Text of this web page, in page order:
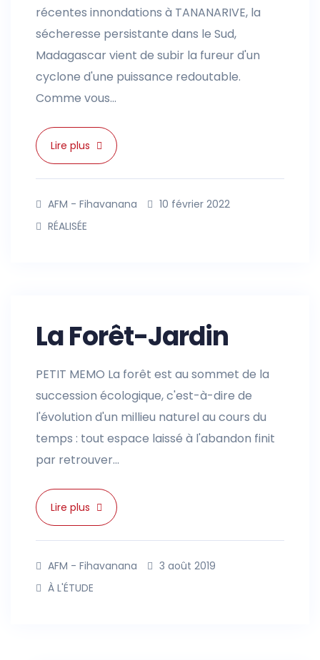
récentes innondations à TANANARIVE, la
sécheresse persistante dans le Sud,
Madagascar vient de subir la fureur d'un
cyclone d'une puissance redoutable.
Comme vous...
Lire plus
AFM - Fihavanana
10 février 2022
RÉALISÉE
La Forêt-Jardin
PETIT MEMO La forêt est au sommet de la
succession écologique, c'est-à-dire de
l'évolution d'un millieu naturel au cours du
temps : tout espace laissé à l'abandon finit
par retrouver...
Lire plus
AFM - Fihavanana
3 août 2019
À L'ÉTUDE